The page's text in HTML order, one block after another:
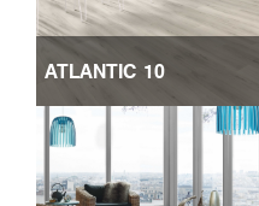
ATLANTIC 10